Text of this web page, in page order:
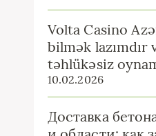
Volta Casino
bilmək lazımdır
təhlükəsiz
10.02.2026
Доставка